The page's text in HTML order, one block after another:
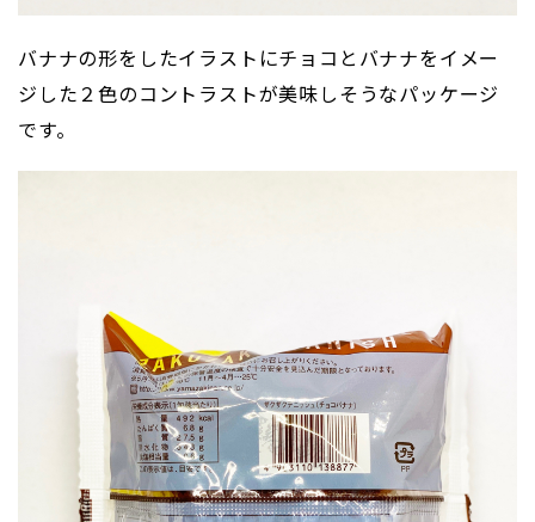
バナナの形をしたイラストにチョコとバナナをイメー
ジした２色のコントラストが美味しそうなパッケージ
です。